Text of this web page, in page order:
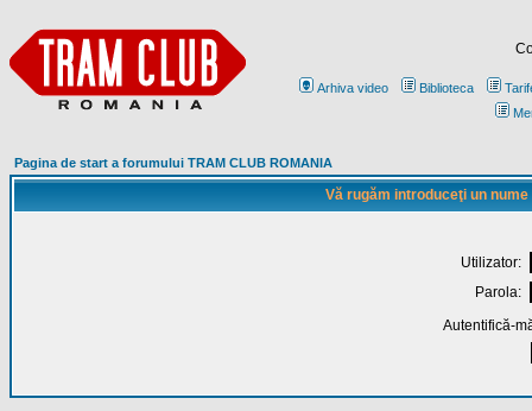
Arhiva video Biblioteca
Pagina de start a forumului TRAM CLUB ROMANIA
Vă rugăm introduceţi un
Utilizator:
Parola:
Autentifică-